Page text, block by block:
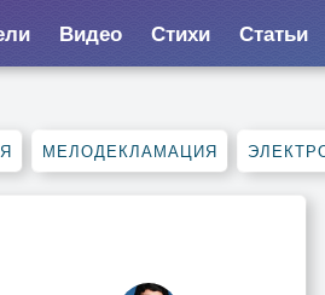
Видео Стихи Статьи
МЕЛОДЕКЛАМАЦИЯ